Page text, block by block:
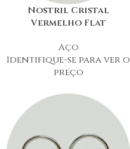
Nostril Cristal
Vermelho Flat
Aço
Identifique-se para ver o
preço